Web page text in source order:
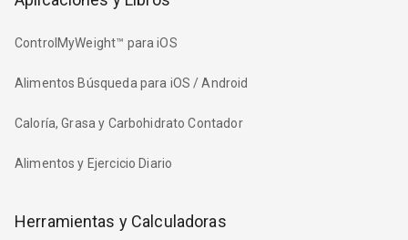
ControlMyWeight™ para iOS
Alimentos Búsqueda para iOS / Android
Caloría, Grasa y Carbohidrato Contador
Alimentos y Ejercicio Diario
Herramientas y Calculadoras